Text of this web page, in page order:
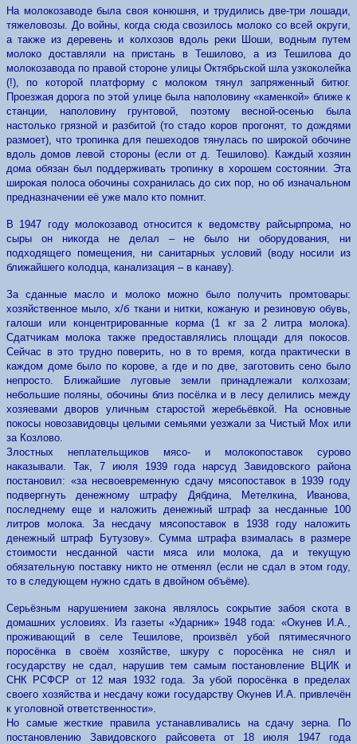
На молокозаводе была своя конюшня, и трудились две-три лошади,
тяжеловозы. До войны, когда сюда свозилось молоко со всей округи,
а также из деревень и колхозов вдоль реки Шоши, водным путем
молоко доставляли на пристань в Тешилово, а из Тешилова до
молокозавода по правой стороне улицы Октябрьской шла узкоколейка
(!), по которой платформу с молоком тянул запряженный битюг.
Проезжая дорога по этой улице была наполовину «каменкой» ближе к
станции, наполовину грунтовой, поэтому весной-осенью была
настолько грязной и разбитой (то стадо коров прогонят, то дождями
размоет), что тропинка для пешеходов тянулась по широкой обочине
вдоль домов левой стороны (если от д. Тешилово). Каждый хозяин
дома обязан был поддерживать тропинку в хорошем состоянии. Эта
широкая полоса обочины сохранилась до сих пор, но об изначальном
предназначении её уже мало кто помнит.
В 1947 году молокозавод относится к ведомству райсырпрома, но
сыры он никогда не делал – не было ни оборудования, ни
подходящего помещения, ни санитарных условий (воду носили из
ближайшего колодца, канализация – в канаву).
За сданные масло и молоко можно было получить промтовары:
хозяйственное мыло, х/б ткани и нитки, кожаную и резиновую обувь,
галоши или концентрированные корма (1 кг за 2 литра молока).
Сдатчикам молока также предоставлялись площади для покосов.
Сейчас в это трудно поверить, но в то время, когда практически в
каждом доме было по корове, а где и по две, заготовить сено было
непросто. Ближайшие луговые земли принадлежали колхозам;
небольшие поляны, обочины близ посёлка и в лесу делились между
хозяевами дворов уличным старостой жеребьёвкой. На основные
покосы новозавидовцы целыми семьями уезжали за Чистый Мох или
за Козлово.
Злостных неплательщиков мясо- и молокопоставок сурово
наказывали. Так, 7 июля 1939 года нарсуд Завидовского района
постановил: «за несвоевременную сдачу мясопоставок в 1939 году
подвергнуть денежному штрафу Дябдина, Метелкина, Иванова,
последнему еще и наложить денежный штраф за несданные 100
литров молока. За несдачу мясопоставок в 1938 году наложить
денежный штраф Бутузову». Сумма штрафа взималась в размере
стоимости несданной части мяса или молока, да и текущую
обязательную поставку никто не отменял (если не сдал в этом году,
то в следующем нужно сдать в двойном объёме).
Серьёзным нарушением закона являлось сокрытие забоя скота в
домашних условиях. Из газеты «Ударник» 1948 года: «Окунев И.А.,
проживающий в селе Тешилове, произвёл убой пятимесячного
поросёнка в своём хозяйстве, шкуру с поросёнка не снял и
государству не сдал, нарушив тем самым постановление ВЦИК и
СНК РСФСР от 12 мая 1932 года. За убой поросёнка в пределах
своего хозяйства и несдачу кожи государству Окунев И.А. привлечён
к уголовной ответственности».
Но самые жесткие правила устанавливались на сдачу зерна. По
постановлению Завидовского райсовета от 18 июля 1947 года